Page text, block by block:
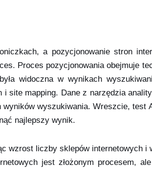
a pozycjonowanie stron
Proces pozycjonowania obejmuje
widoczna w wynikach
i site mapping. Dane z narzędzia
wyszukiwania. Wreszcie, test
najlepszy wynik.
wzrost liczby sklepów internetowych i
jest złożonym procesem,